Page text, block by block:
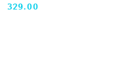
Cena:
329.00